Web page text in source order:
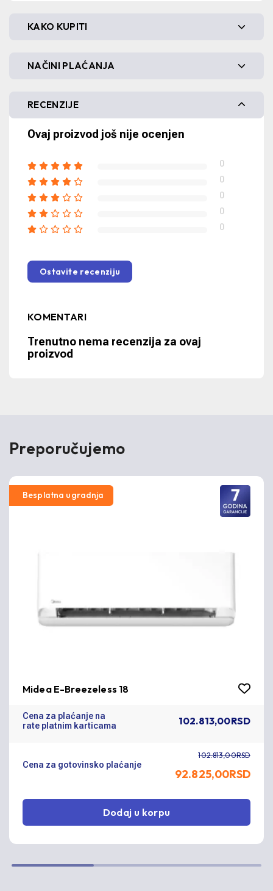
KAKO KUPITI
NAČINI PLAĆANJA
RECENZIJE
Ovaj proizvod još nije ocenjen
0
0
0
0
0
Ostavite recenziju
KOMENTARI
Trenutno nema recenzija za ovaj
proizvod
Preporučujemo
Besplatna ugradnja
Midea E-Breezeless 18
Cena za plaćanje na
rate platnim karticama
102.813,00RSD
Cena za gotovinsko plaćanje
102.813,00RSD
92.825,00RSD
Dodaj u korpu